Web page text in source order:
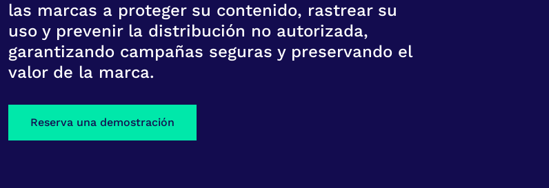
las marcas a proteger su contenido, rastrear su
uso y prevenir la distribución no autorizada,
garantizando campañas seguras y preservando el
valor de la marca.
Reserva una demostración